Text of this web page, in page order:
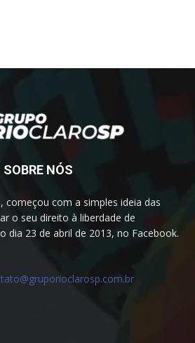
SOBRE NÓS
começou com a simples ideia das
o seu direito à liberdade de
dia 23 de abril de 2013, no Facebook.